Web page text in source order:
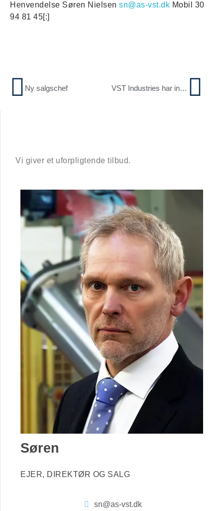
Henvendelse Søren Nielsen sn@as-vst.dk Mobil 30
94 81 45[:]
Ny salgschef VST Industries har investeret i en svejserobot
Vi giver et uforpligtende tilbud.
Søren
EJER, DIREKTØR OG SALG
sn@as-vst.dk